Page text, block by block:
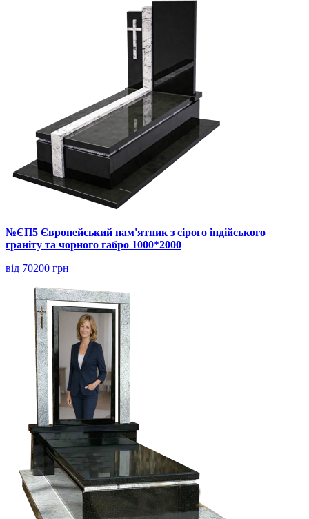
№ЄП5 Європейський пам'ятник з сірого індійського
граніту та чорного габро 1000*2000
від 70200 грн